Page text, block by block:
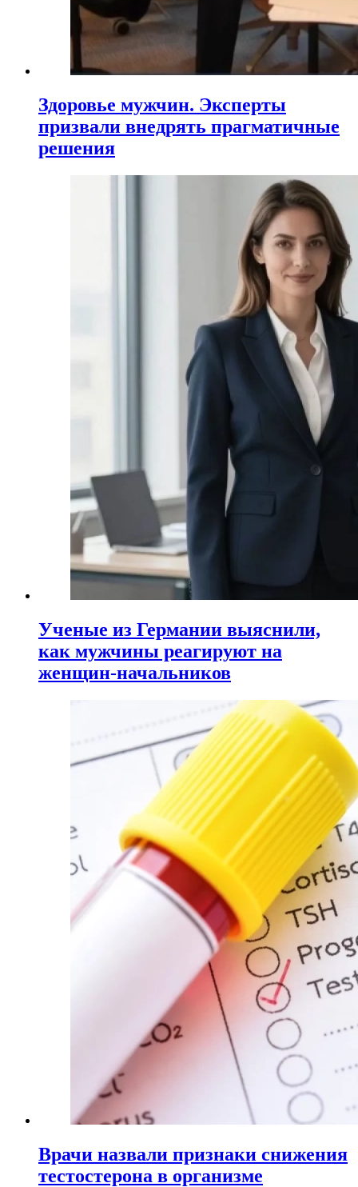
Здоровье мужчин. Эксперты
призвали внедрять прагматичные
решения
Ученые из Германии выяснили,
как мужчины реагируют на
женщин-начальников
Врачи назвали признаки снижения
тестостерона в организме